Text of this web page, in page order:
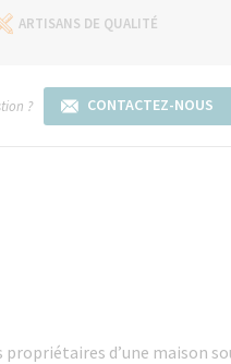
ARTISANS DE QUALITÉ
? CONTACTEZ-NOUS
propriétaires d’une maison